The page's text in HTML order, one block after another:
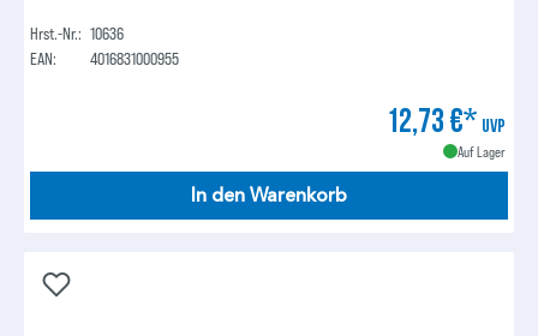
Hrst.-Nr.: 10636
EAN:
4016831000955
12,73 €* UVP
Auf Lager
In den Warenkorb